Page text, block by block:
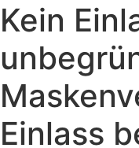
Kein
Einlass